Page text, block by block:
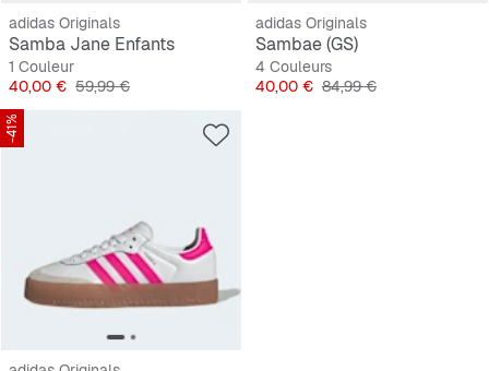
adidas Originals
Samba Jane Enfants
1 Couleur
Prix
40,00 € Prix original
59,99 €
adidas Originals
Sambae (GS)
4 Couleurs
Prix
40,00 € Prix original
84,99 €
-41%